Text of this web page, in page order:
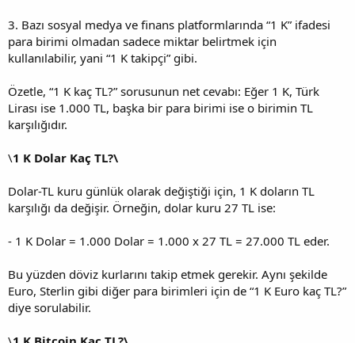
3. Bazı sosyal medya ve finans platformlarında “1 K” ifadesi
para birimi olmadan sadece miktar belirtmek için
kullanılabilir, yani “1 K takipçi” gibi.
Özetle, “1 K kaç TL?” sorusunun net cevabı: Eğer 1 K, Türk
Lirası ise 1.000 TL, başka bir para birimi ise o birimin TL
karşılığıdır.
\1 K Dolar Kaç TL?\
Dolar-TL kuru günlük olarak değiştiği için, 1 K doların TL
karşılığı da değişir. Örneğin, dolar kuru 27 TL ise:
- 1 K Dolar = 1.000 Dolar = 1.000 x 27 TL = 27.000 TL eder.
Bu yüzden döviz kurlarını takip etmek gerekir. Aynı şekilde
Euro, Sterlin gibi diğer para birimleri için de “1 K Euro kaç TL?”
diye sorulabilir.